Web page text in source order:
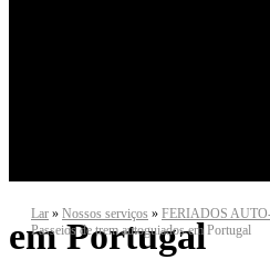
em Portugal
Lar » Nossos serviços » FERIADOS
Passeios de trem autoguiados em Portugal